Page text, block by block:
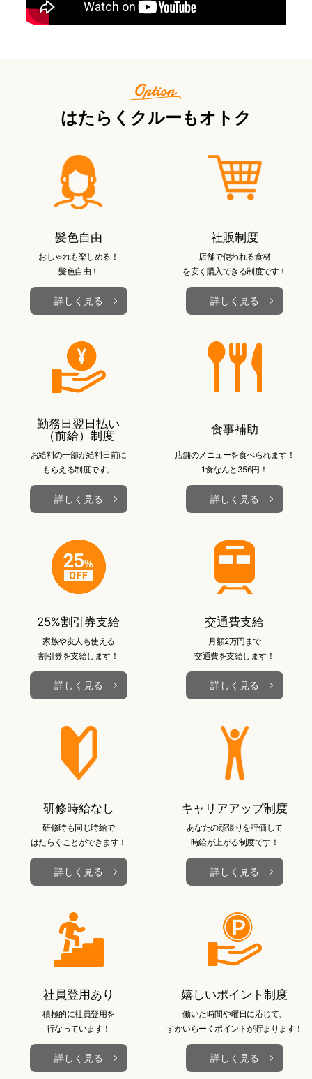
はたらくクルーもオトク
髪色自由
おしゃれも楽しめる！
髪色自由！
詳しく見る
社販制度
店舗で使われる食材
を安く購入できる制度です！
詳しく見る
勤務日翌日払い
（前給）制度
お給料の一部が給料日前に
もらえる制度です。
詳しく見る
食事補助
店舗のメニューを食べられます！
1食なんと356円！
詳しく見る
25%割引券支給
家族や友人も使える
割引券を支給します！
詳しく見る
交通費支給
月額2万円まで
交通費を支給します！
詳しく見る
研修時給なし
研修時も同じ時給で
はたらくことができます！
詳しく見る
キャリアアップ制度
あなたの頑張りを評価して
時給が上がる制度です！
詳しく見る
社員登用あり
積極的に社員登用を
行なっています！
詳しく見る
嬉しいポイント制度
働いた時間や曜日に応じて、
すかいらーくポイントが貯まります！
詳しく見る